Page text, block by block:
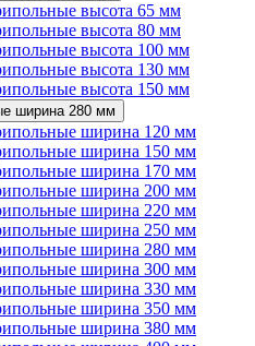
высота 65 мм
высота 80 мм
высота 100 мм
высота 130 мм
высота 150 мм
ширина 280 мм
ширина 120 мм
ширина 150 мм
ширина 170 мм
ширина 200 мм
ширина 220 мм
ширина 250 мм
ширина 280 мм
ширина 300 мм
ширина 330 мм
ширина 350 мм
ширина 380 мм